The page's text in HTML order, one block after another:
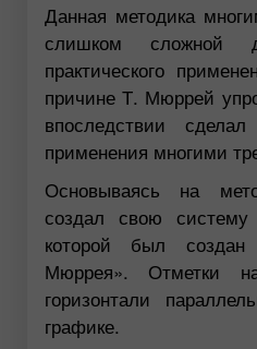
Данная методика
слишком сложной
практического
причине Т. Мюррей
впоследствии
применения многими
Основываясь на
создал свою
которой был создан
Мюррея». Отметки
горизонтали
графике.